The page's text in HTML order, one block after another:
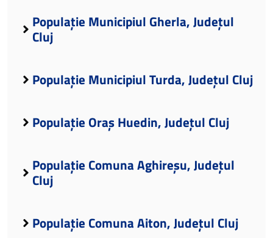
Populație Municipiul Gherla, Județul
Cluj
Populație Municipiul Turda, Județul Cluj
Populație Oraș Huedin, Județul Cluj
Populație Comuna Aghireșu, Județul
Cluj
Populație Comuna Aiton, Județul Cluj